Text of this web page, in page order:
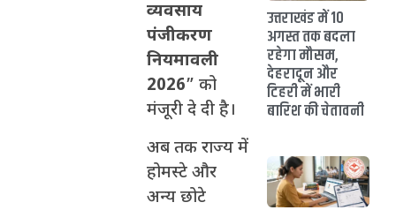
व्यवसाय
पंजीकरण
नियमावली
2026” को
मंजूरी दे दी है।
अब तक राज्य में
होमस्टे और
अन्य छोटे
उत्तराखंड में 10
अगस्त तक बदला
रहेगा मौसम,
देहरादून और
टिहरी में भारी
बारिश की चेतावनी